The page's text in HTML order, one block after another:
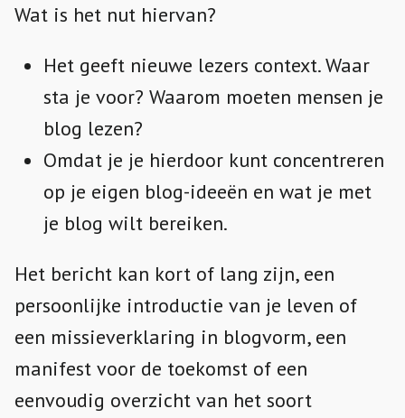
Wat is het nut hiervan?
Het geeft nieuwe lezers context. Waar
sta je voor? Waarom moeten mensen je
blog lezen?
Omdat je je hierdoor kunt concentreren
op je eigen blog-ideeën en wat je met
je blog wilt bereiken.
Het bericht kan kort of lang zijn, een
persoonlijke introductie van je leven of
een missieverklaring in blogvorm, een
manifest voor de toekomst of een
eenvoudig overzicht van het soort